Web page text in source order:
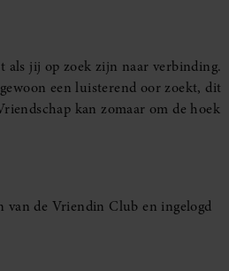
als jij op zoek zijn naar verbinding.
een luisterend oor zoekt, dit
kan zomaar om de hoek
van de Vriendin Club en ingelogd